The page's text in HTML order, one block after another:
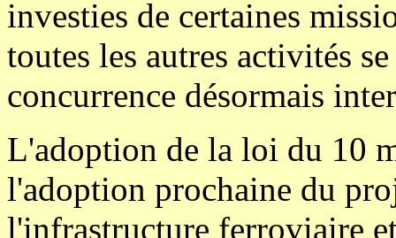
investies de certaines
toutes les autres activités
concurrence désormais
L'adoption de la loi du 10
l'adoption prochaine du
l'infrastructure ferroviaire